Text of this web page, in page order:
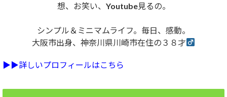
想、お笑い、Youtube見るの。
シンプル＆ミニマムライフ。毎日、感動。
大阪市出身、神奈川県川崎市在住の３８才
▶︎▶︎詳しいプロフィールはこちら